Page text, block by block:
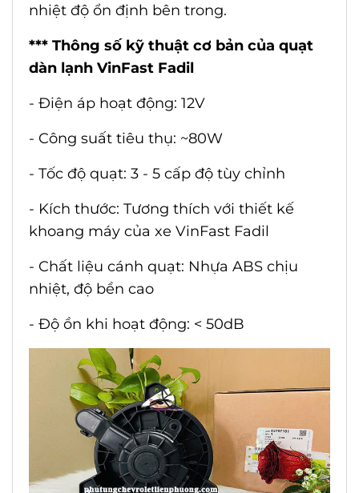
nhiệt độ ổn định bên trong.
*** Thông số kỹ thuật cơ bản của quạt
dàn lạnh VinFast Fadil
- Điện áp hoạt động: 12V
- Công suất tiêu thụ: ~80W
- Tốc độ quạt: 3 - 5 cấp độ tùy chỉnh
- Kích thước: Tương thích với thiết kế
khoang máy của xe VinFast Fadil
- Chất liệu cánh quạt: Nhựa ABS chịu
nhiệt, độ bền cao
- Độ ồn khi hoạt động: < 50dB